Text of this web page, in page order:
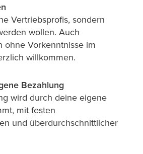
Vertriebsprofis, sondern
wollen. Auch
ohne Vorkenntnisse im
willkommen.
Bezahlung
wird durch deine eigene
mit festen
und überdurchschnittlicher